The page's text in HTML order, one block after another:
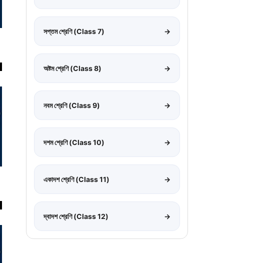
সপ্তম শ্রেণি (Class 7) →
অষ্টম শ্রেণি (Class 8) →
নবম শ্রেণি (Class 9) →
দশম শ্রেণি (Class 10) →
একাদশ শ্রেণি (Class 11) →
দ্বাদশ শ্রেণি (Class 12) →